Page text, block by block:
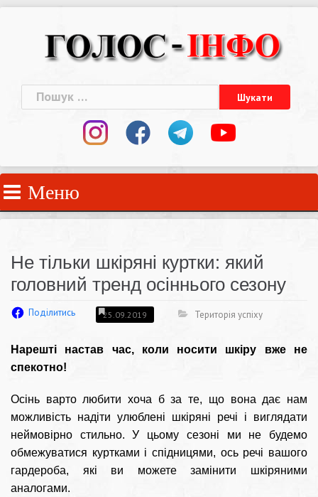
Пошук:
Меню
Не тільки шкіряні куртки: який
головний тренд осіннього сезону
Поділитись 25.09.2019 Територія успіху
Нарешті настав час, коли носити шкіру вже не
спекотно!
Осінь варто любити хоча б за те, що вона дає нам
можливість надіти улюблені шкіряні речі і виглядати
неймовірно стильно. У цьому сезоні ми не будемо
обмежуватися куртками і спідницями, ось речі вашого
гардероба, які ви можете замінити шкіряними
аналогами.